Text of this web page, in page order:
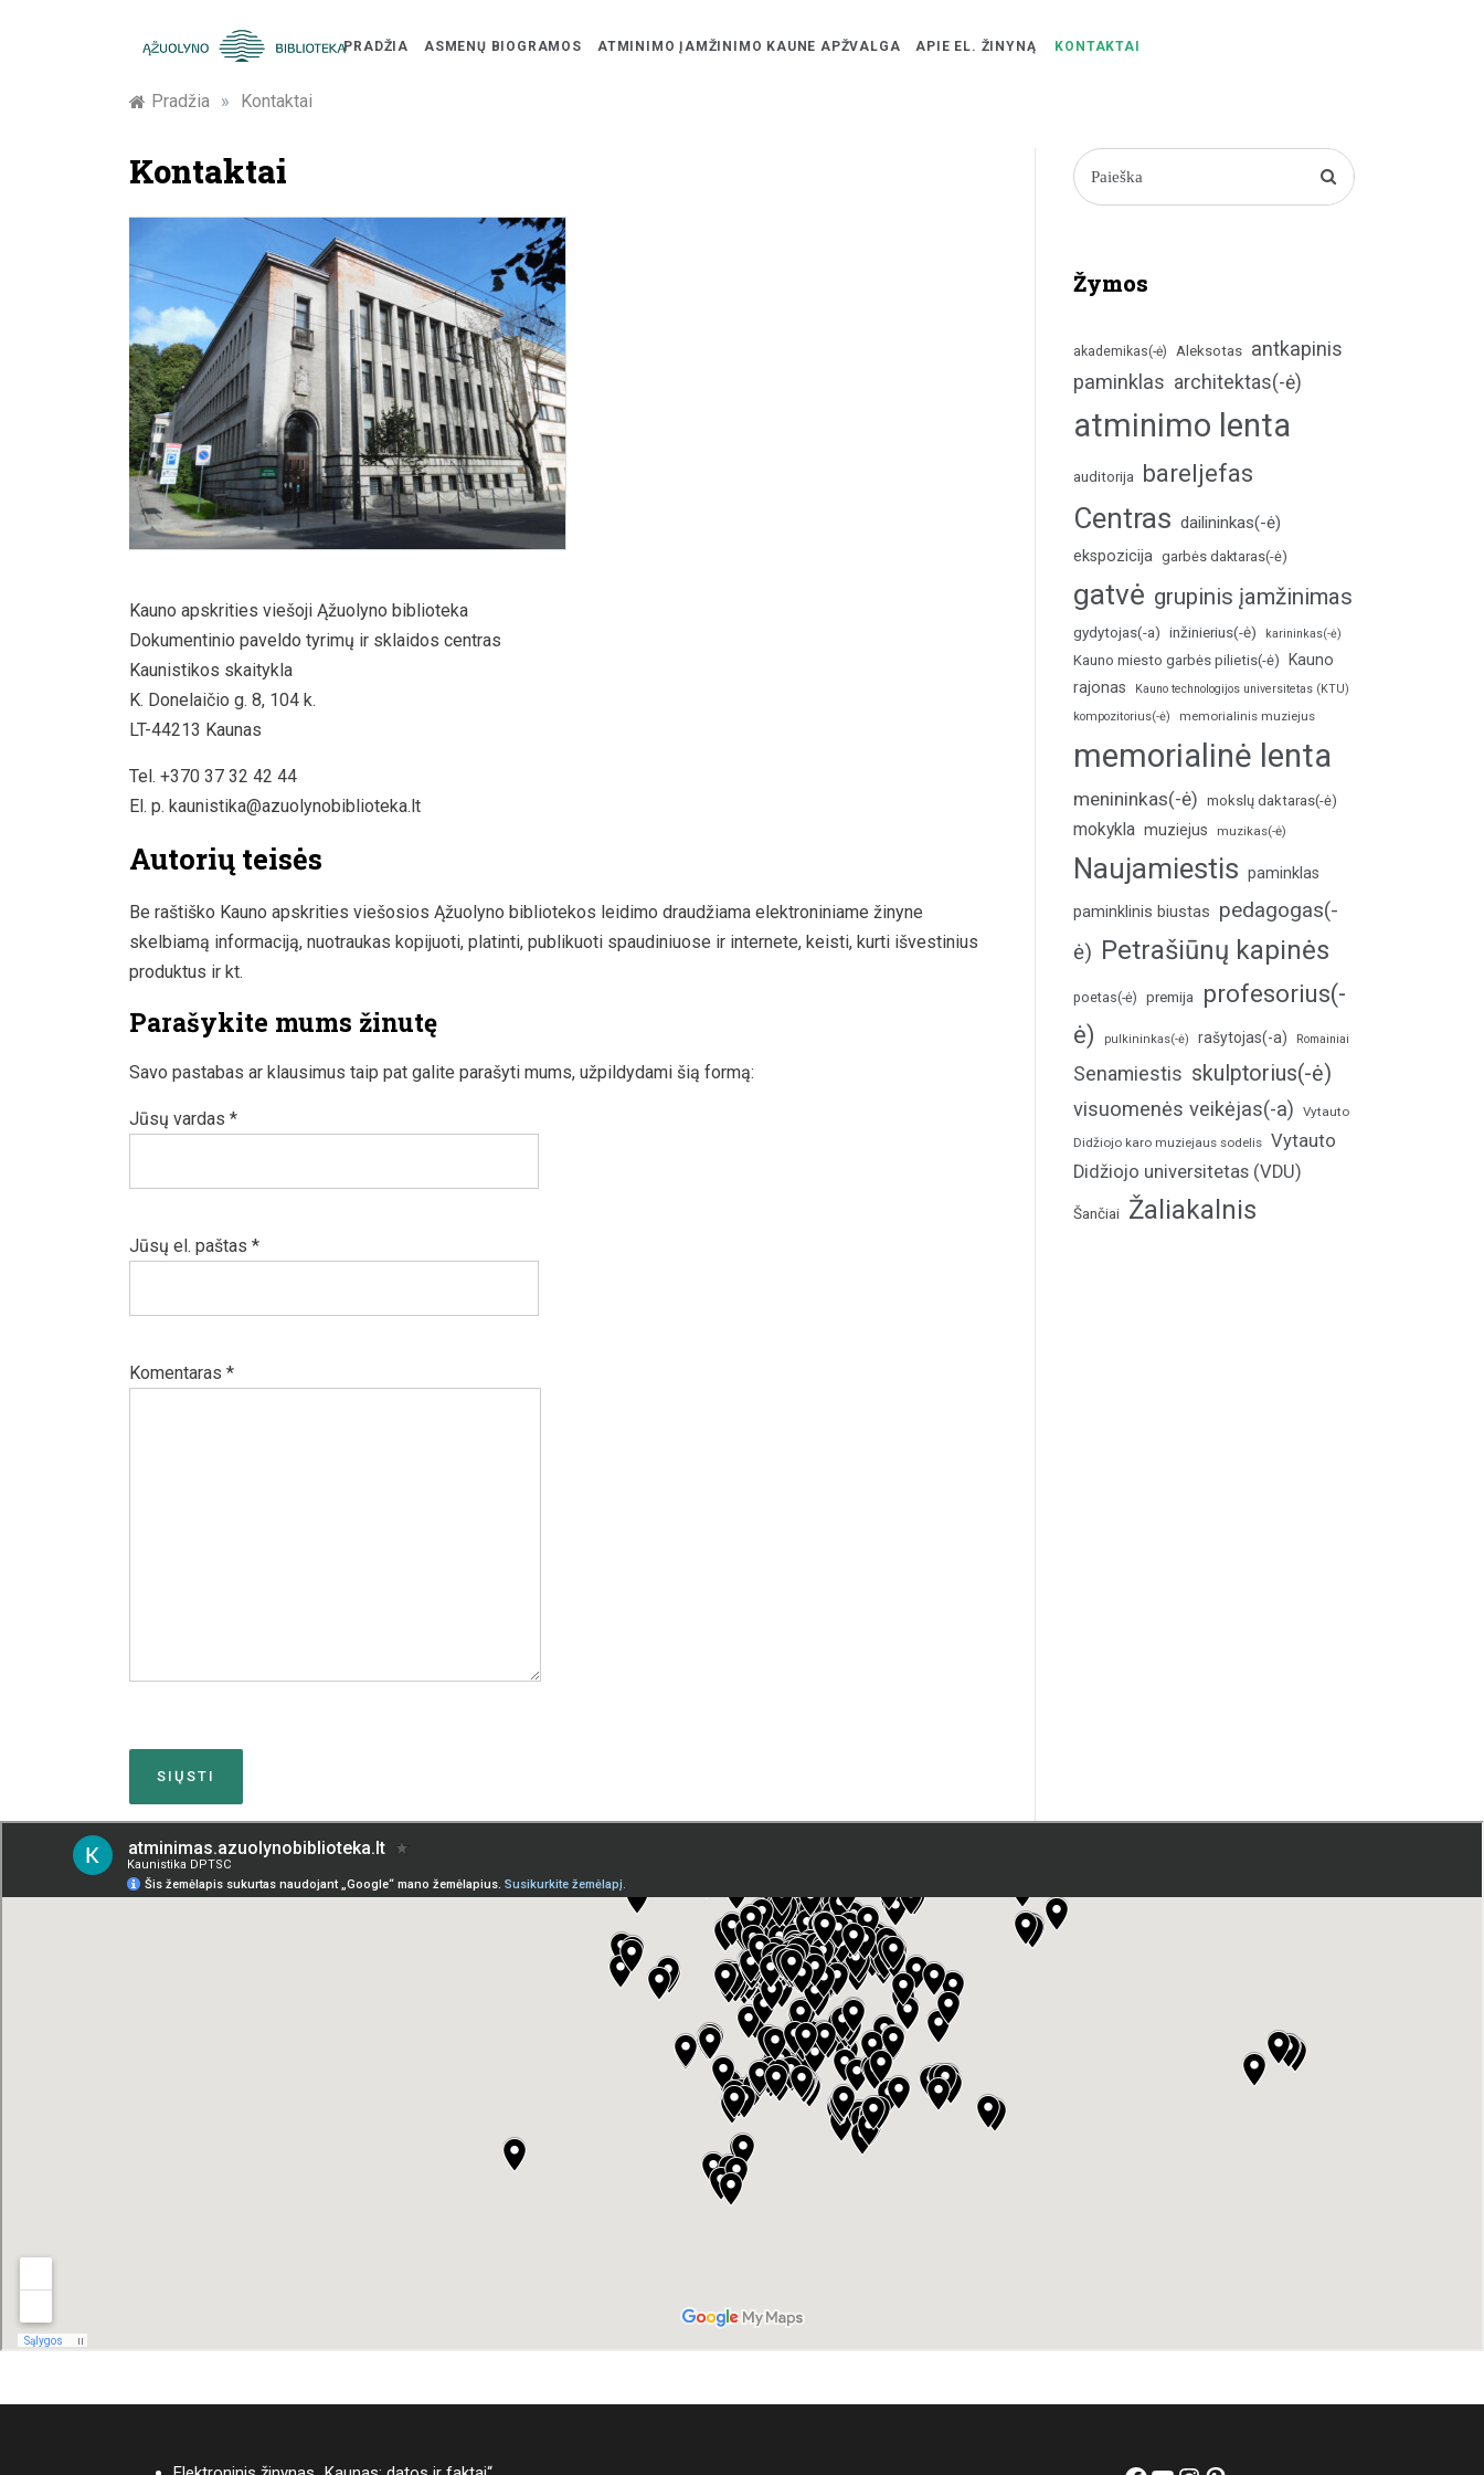
Žymūs
Kauno
žmonės:
atminimo
įamžinimas
PRADŽIA ASMENŲ BIOGRAMOS ATMINIMO ĮAMŽINIMO KAUNE APŽVALGA APIE EL. ŽINYNĄ KONTAKTAI
Pradžia » Kontaktai
Kontaktai
Kauno apskrities viešoji Ąžuolyno biblioteka
Dokumentinio paveldo tyrimų ir sklaidos centras
Kaunistikos skaitykla
K. Donelaičio g. 8, 104 k.
LT-44213 Kaunas
Tel. +370 37 32 42 44
El. p. kaunistika@azuolynobiblioteka.lt
Autorių teisės
Be raštiško Kauno apskrities viešosios Ąžuolyno bibliotekos leidimo draudžiama elektroniniame žinyne
skelbiamą informaciją, nuotraukas kopijuoti, platinti, publikuoti spaudiniuose ir internete, keisti, kurti išvestinius
produktus ir kt.
Parašykite mums žinutę
Savo pastabas ar klausimus taip pat galite parašyti mums, užpildydami šią formą:
Jūsų vardas *
Jūsų el. paštas *
Komentaras *
Žymos
akademikas(-ė) Aleksotas antkapinis
paminklas architektas(-ė)
atminimo lenta
auditorija bareljefas
Centras dailininkas(-ė)
ekspozicija garbės daktaras(-ė)
gatvė grupinis įamžinimas
gydytojas(-a) inžinierius(-ė) karininkas(-ė)
Kauno miesto garbės pilietis(-ė)
Kauno
rajonas
Kauno technologijos universitetas (KTU)
kompozitorius(-ė)
memorialinis muziejus
memorialinė lenta
menininkas(-ė) mokslų daktaras(-ė)
mokykla muziejus muzikas(-ė)
Naujamiestis paminklas
paminklinis biustas pedagogas(-
ė) Petrašiūnų kapinės
poetas(-ė) premija
profesorius(-
ė)
pulkininkas(-ė) rašytojas(-a) Romainiai
Senamiestis skulptorius(-ė)
visuomenės veikėjas(-a)
Vytauto
Didžiojo karo muziejaus sodelis Vytauto
Didžiojo universitetas (VDU)
Šančiai Žaliakalnis